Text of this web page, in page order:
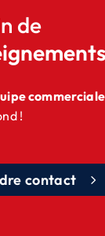
de
commerciale
!
contact